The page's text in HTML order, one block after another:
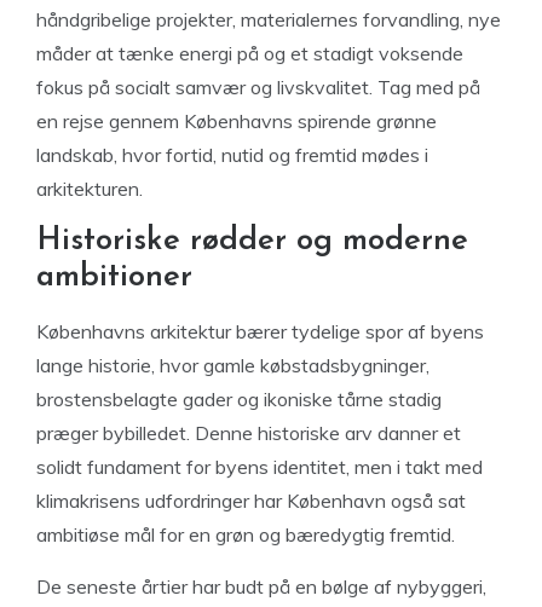
håndgribelige projekter, materialernes forvandling, nye
måder at tænke energi på og et stadigt voksende
fokus på socialt samvær og livskvalitet. Tag med på
en rejse gennem Københavns spirende grønne
landskab, hvor fortid, nutid og fremtid mødes i
arkitekturen.
Historiske rødder og moderne
ambitioner
Københavns arkitektur bærer tydelige spor af byens
lange historie, hvor gamle købstadsbygninger,
brostensbelagte gader og ikoniske tårne stadig
præger bybilledet. Denne historiske arv danner et
solidt fundament for byens identitet, men i takt med
klimakrisens udfordringer har København også sat
ambitiøse mål for en grøn og bæredygtig fremtid.
De seneste årtier har budt på en bølge af nybyggeri,